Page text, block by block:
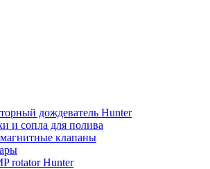
дождеватель Hunter
и сопла для полива
клапаны
rotator Hunter